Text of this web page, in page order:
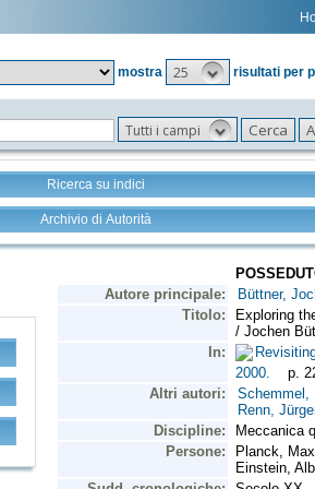
mostra
25 risultati per
Tutti i campi
Ricerca su indici
Archivio di Autorità